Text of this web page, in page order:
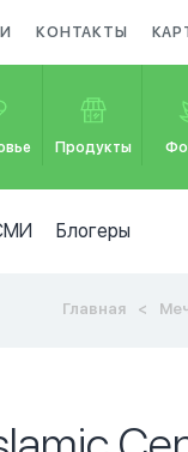
КОНТАКТЫ
Продукты
Блогеры
Главная